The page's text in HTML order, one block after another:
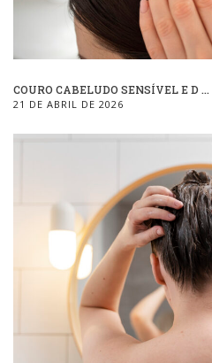
COURO CABELUDO SENSÍVEL E D ...
21 DE ABRIL DE 2026